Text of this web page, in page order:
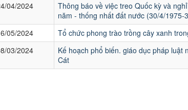
04/2024
Thông báo về việc treo Quốc kỳ và
năm - thống nhất đất nước (30/4/
05/2024
Tổ chức phong trào trồng cây xanh
03/2024
Kế hoạch phổ biến. giáo dục pháp
Cát